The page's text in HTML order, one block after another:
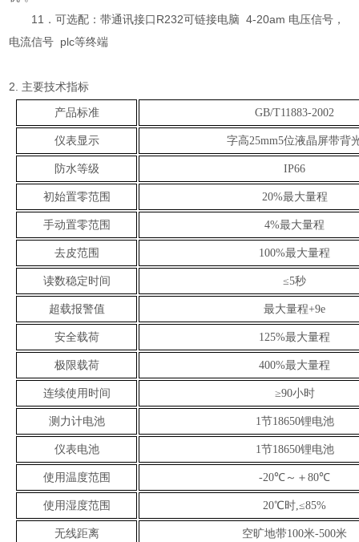
11．可选配：带通讯接口R232可链接电脑 4-20am 电压信号，
电流信号 plc等终端
2. 主要技术指标
产品标准 GB/T11883-2002
仪表显示 字高25mm5位液晶屏带背
防水等级 IP66
初始置零范围 20%最大量程
手动置零范围 4%最大量程
去皮范围 100%最大量程
读数稳定时间 ≤5秒
超载报警值 最大量程+9e
安全载荷 125%最大量程
极限载荷 400%最大量程
连续使用时间 ≥90小时
测力计电池 1节18650锂电池
仪表电池 1节18650锂电池
使用温度范围 -20℃ ～＋80℃
使用湿度范围 20℃ 时,≤85%
无线距离 空旷地带100米-500米